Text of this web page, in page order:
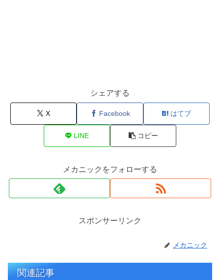
シェアする
X Facebook はてブ
LINE コピー
メカニックをフォローする
スポンサーリンク
メカニック
関連記事